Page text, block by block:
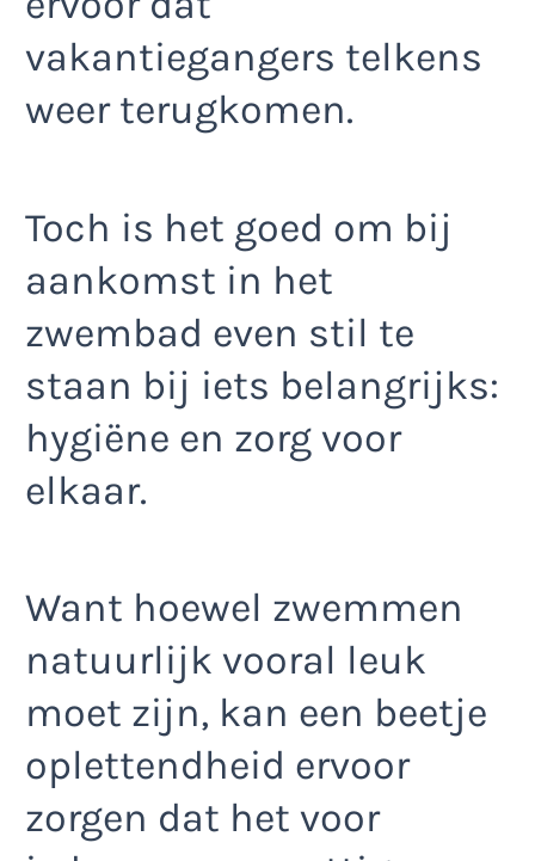
vakantiegangers telkens
weer terugkomen.
Toch is het goed om bij
aankomst in het
zwembad even stil te
staan bij iets belangrijks:
hygiëne en zorg voor
elkaar.
Want hoewel zwemmen
natuurlijk vooral leuk
moet zijn, kan een beetje
oplettendheid ervoor
zorgen dat het voor